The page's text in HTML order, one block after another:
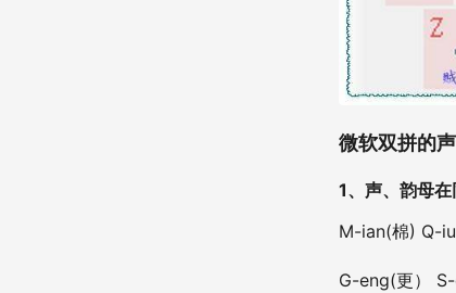
微软双拼的
1、声、韵母
M-ian(棉) Q-
G-eng(更）